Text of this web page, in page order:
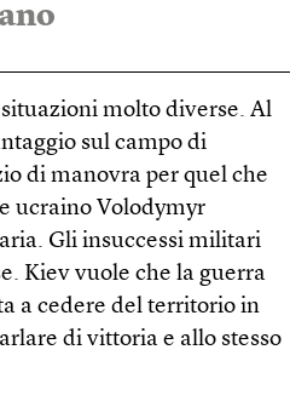
molto diverse. Al
sul campo di
di manovra per quel che
ucraino Volodymyr
Gli insuccessi militari
Kiev vuole che la guerra
a cedere del territorio in
di vittoria e allo stesso